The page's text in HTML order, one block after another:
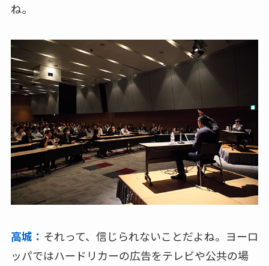
ね。
高城： それって、信じられないことだよね。ヨーロ
ッパではハードリカーの広告をテレビや公共の場